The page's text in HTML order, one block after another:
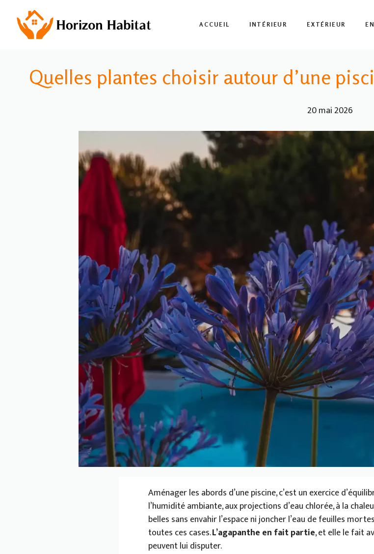
contenu
ACCUEIL INTÉRIEUR EXTÉRIEUR
Quelles plantes choisir autour d’une
20 mai 2026
Aménager les abords d’une piscine, c’est un exercice
l’humidité ambiante, aux projections d’eau chlorée, à la
belles sans envahir l’espace ni joncher l’eau de feuilles
toutes ces cases.L’agapanthe en fait partie, et elle le fait
peuvent lui disputer.